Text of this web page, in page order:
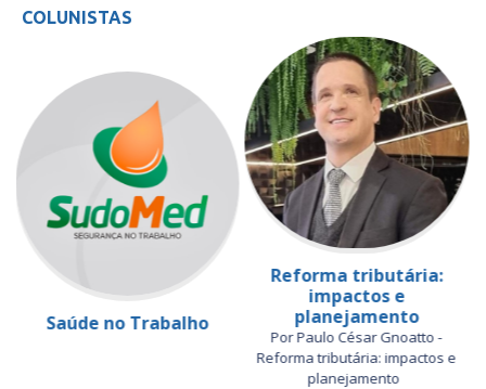
COLUNISTAS
Saúde no Trabalho
Reforma tributária:
impactos e
planejamento
Por Paulo César Gnoatto -
Reforma tributária: impactos e
planejamento